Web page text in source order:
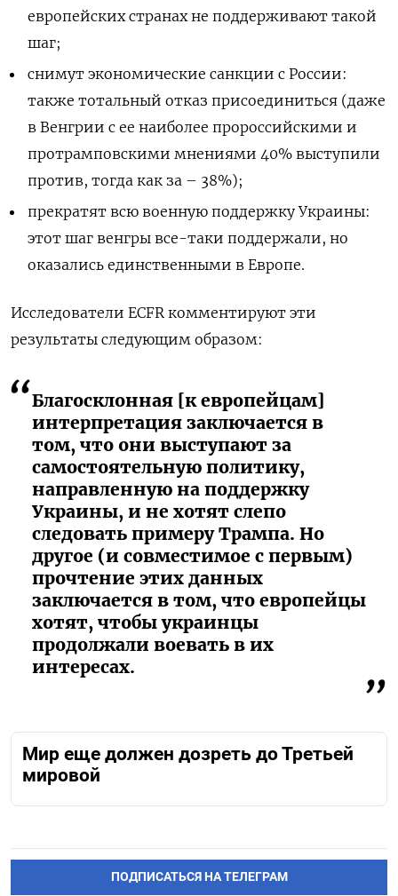
европейских странах не поддерживают такой
шаг;
снимут экономические санкции с России:
также тотальный отказ присоединиться (даже
в Венгрии с ее наиболее пророссийскими и
протрамповскими мнениями 40% выступили
против, тогда как за – 38%);
прекратят всю военную поддержку Украины:
этот шаг венгры все-таки поддержали, но
оказались единственными в Европе.
Исследователи ECFR комментируют эти
результаты следующим образом:
Благосклонная [к европейцам]
интерпретация заключается в
том, что они выступают за
самостоятельную политику,
направленную на поддержку
Украины, и не хотят слепо
следовать примеру Трампа. Но
другое (и совместимое с первым)
прочтение этих данных
заключается в том, что европейцы
хотят, чтобы украинцы
продолжали воевать в их
интересах.
Мир еще должен дозреть до Третьей
мировой
ПОДПИСАТЬСЯ НА ТЕЛЕГРАМ